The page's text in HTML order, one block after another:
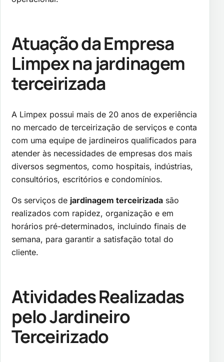
Atuação da Empresa
Limpex najardinagem
terceirizada
A Limpex possui mais de 20 anos de experiência
no mercado de terceirização de serviços e conta
com uma equipe de jardineiros qualificados para
atender às necessidades de empresas dos mais
diversos segmentos, como hospitais, indústrias,
consultórios, escritórios e condomínios.
Os serviços de jardinagem terceirizada são
realizados com rapidez, organização e em
horários pré-determinados, incluindo finais de
semana, para garantir a satisfação total do
cliente.
Atividades Realizadas
pelo Jardineiro
Terceirizado